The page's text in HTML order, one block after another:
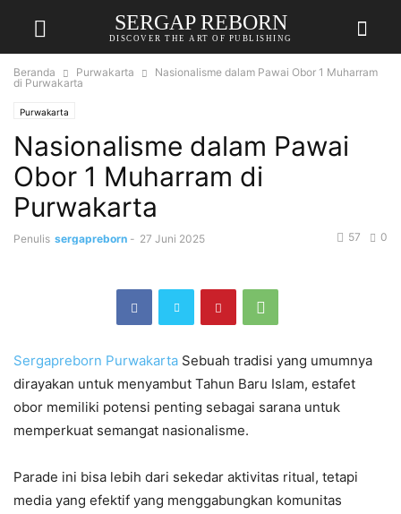
SERGAP REBORN
DISCOVER THE ART OF PUBLISHING
Beranda Purwakarta
Nasionalisme dalam Pawai Obor 1 Muharram
di Purwakarta
Purwakarta
Nasionalisme dalam Pawai
Obor 1 Muharram di
Purwakarta
Penulis sergapreborn - 27 Juni 2025 0
57
Sergapreborn Purwakarta Sebuah tradisi yang umumnya
dirayakan untuk menyambut Tahun Baru Islam, estafet
obor memiliki potensi penting sebagai sarana untuk
memperkuat semangat nasionalisme.
Parade ini bisa lebih dari sekedar aktivitas ritual, tetapi
media yang efektif yang menggabungkan komunitas